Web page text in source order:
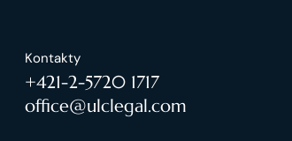
Kontakty
+421-2-5720 1717
office@ulclegal.com